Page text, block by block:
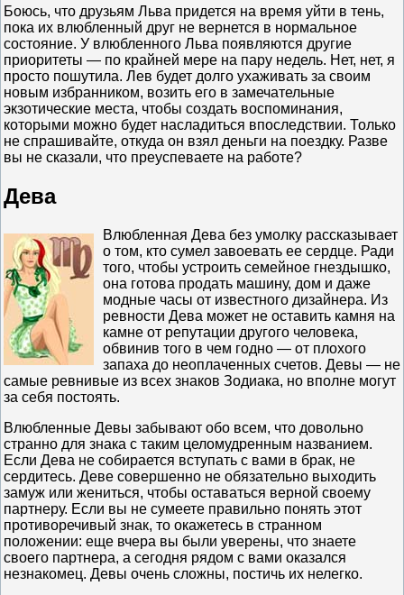
Боюсь, что друзьям Льва придется на время уйти в тень,
пока их влюбленный друг не вернется в нормальное
состояние. У влюбленного Льва появляются другие
приоритеты — по крайней мере на пару недель. Нет, нет, я
просто пошутила. Лев будет долго ухаживать за своим
новым избранником, возить его в замечательные
экзотические места, чтобы создать воспоминания,
которыми можно будет насладиться впоследствии. Только
не спрашивайте, откуда он взял деньги на поездку. Разве
вы не сказали, что преуспеваете на работе?
Дева
Влюбленная Дева без умолку рассказывает
о том, кто сумел завоевать ее сердце. Ради
того, чтобы устроить семейное гнездышко,
она готова продать машину, дом и даже
модные часы от известного дизайнера. Из
ревности Дева может не оставить камня на
камне от репутации другого человека,
обвинив того в чем годно — от плохого
запаха до неоплаченных счетов. Девы — не
самые ревнивые из всех знаков Зодиака, но вполне могут
за себя постоять.
Влюбленные Девы забывают обо всем, что довольно
странно для знака с таким целомудренным названием.
Если Дева не собирается вступать с вами в брак, не
сердитесь. Деве совершенно не обязательно выходить
замуж или жениться, чтобы оставаться верной своему
партнеру. Если вы не сумеете правильно понять этот
противоречивый знак, то окажетесь в странном
положении: еще вчера вы были уверены, что знаете
своего партнера, а сегодня рядом с вами оказался
незнакомец. Девы очень сложны, постичь их нелегко.